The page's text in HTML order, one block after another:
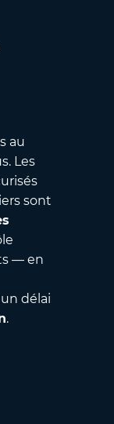
au
Les
sont
— en
délai
.